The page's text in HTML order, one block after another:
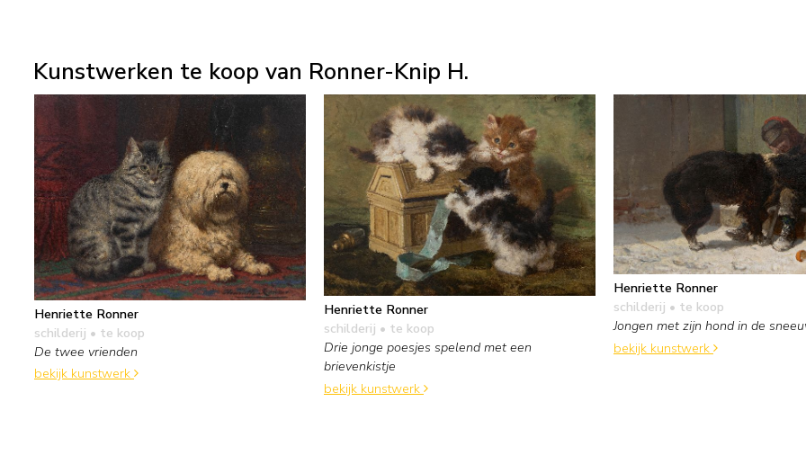
Kunstwerken te koop van Ronner-Knip H.
Henriette Ronner
schilderij • te koop
De twee vrienden
bekijk kunstwerk
Henriette Ronner
schilderij • te koop
Drie jonge poesjes spelend met een
brievenkistje
bekijk kunstwerk
Henriette Ronner
schilderij • te koop
Jongen met zijn hond in de
bekijk kunstwerk